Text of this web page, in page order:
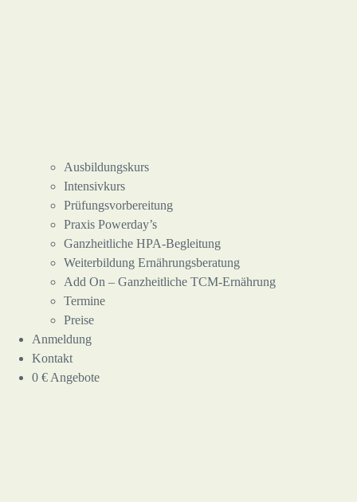
Ausbildungskurs
Intensivkurs
Prüfungsvorbereitung
Praxis Powerday’s
Ganzheitliche HPA-Begleitung
Weiterbildung Ernährungsberatung
Add On – Ganzheitliche TCM-Ernährung
Termine
Preise
Anmeldung
Kontakt
0 € Angebote